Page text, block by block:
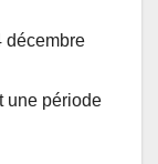
décembre
une période